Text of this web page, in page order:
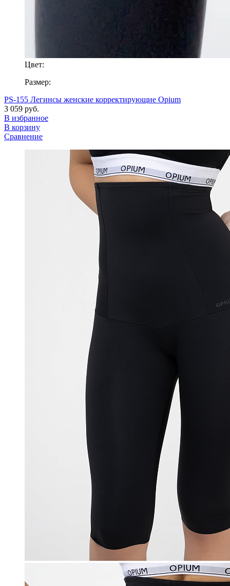
Цвет:
Размер:
PS-155 Легинсы женские корректирующие Opium
3 059 руб.
В избранное
В корзину
Сравнение